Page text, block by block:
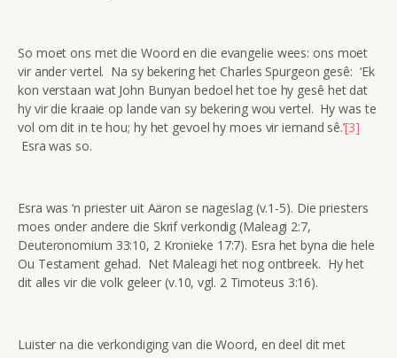
So moet ons met die Woord en die evangelie wees: ons moet
vir ander vertel. Na sy bekering het Charles Spurgeon gesê: ‘Ek
kon verstaan wat John Bunyan bedoel het toe hy gesê het dat
hy vir die kraaie op lande van sy bekering wou vertel. Hy was te
vol om dit in te hou; hy het gevoel hy moes vir iemand sê.’[3]
Esra was so.
Esra was ‘n priester uit Aäron se nageslag (v.1-5). Die priesters
moes onder andere die Skrif verkondig (Maleagi 2:7,
Deuteronomium 33:10, 2 Kronieke 17:7). Esra het byna die hele
Ou Testament gehad. Net Maleagi het nog ontbreek. Hy het
dit alles vir die volk geleer (v.10, vgl. 2 Timoteus 3:16).
Luister na die verkondiging van die Woord, en deel dit met